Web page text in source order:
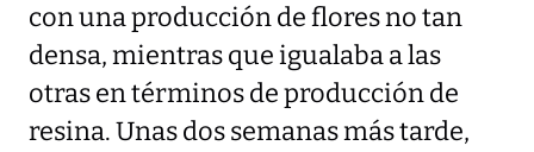
con una producción de flores no tan
densa, mientras que igualaba a las
otras en términos de producción de
resina. Unas dos semanas más tarde,